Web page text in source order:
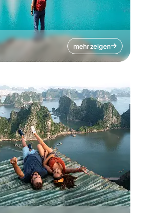
mehr zeigen